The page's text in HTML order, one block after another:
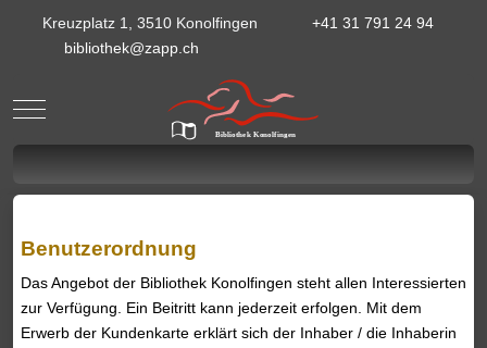
Kreuzplatz 1, 3510 Konolfingen
+41 31 791 24 94
bibliothek@zapp.ch
Mobile Menu Toggle
Bibliothek Konolfingen
Benutzerordnung
Das Angebot der Bibliothek Konolfingen steht allen Interessierten
zur Verfügung. Ein Beitritt kann jederzeit erfolgen. Mit dem
Erwerb der Kundenkarte erklärt sich der Inhaber / die Inhaberin